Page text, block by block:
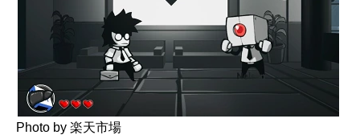
Photo by 楽天市場